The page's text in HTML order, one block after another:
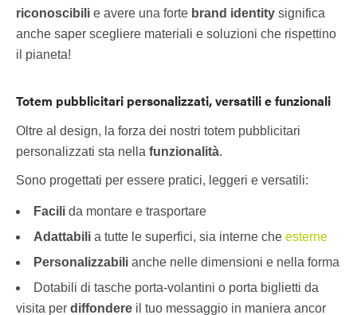
riconoscibili e avere una forte brand identity significa
anche saper scegliere materiali e soluzioni che rispettino
il pianeta!
Totem pubblicitari personalizzati, versatili e funzionali
Oltre al design, la forza dei nostri totem pubblicitari
personalizzati sta nella funzionalità.
Sono progettati per essere pratici, leggeri e versatili:
Facili da montare e trasportare
Adattabili a tutte le superfici, sia interne che esterne
Personalizzabili anche nelle dimensioni e nella forma
Dotabili di tasche porta-volantini o porta biglietti da
visita per diffondere il tuo messaggio in maniera ancor